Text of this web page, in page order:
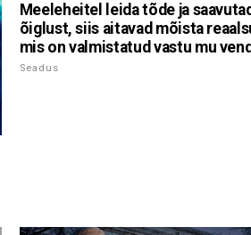
Meeleheitel leida tõde ja
õiglust, siis aitavad mõista
mis on valmistatud vastu mu
Seadus